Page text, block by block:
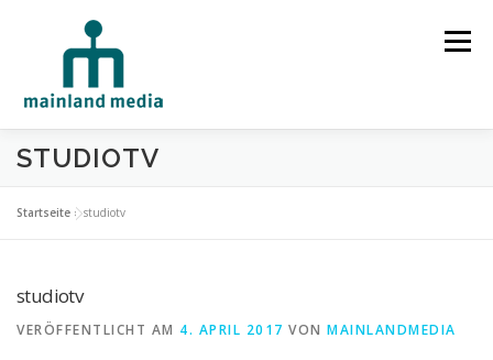
Menü
HOME STUDIO
STUDIOTV
Startseite »studiotv
studiotv
VERÖFFENTLICHT AM 4. APRIL 2017 VON MAINLANDMEDIA